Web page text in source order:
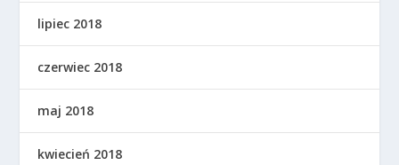
lipiec 2018
czerwiec 2018
maj 2018
kwiecień 2018